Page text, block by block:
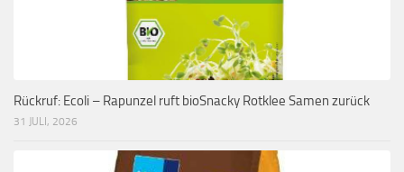
Rückruf: Ecoli – Rapunzel ruft bioSnacky Rotklee Samen zurück
31 JULI, 2026